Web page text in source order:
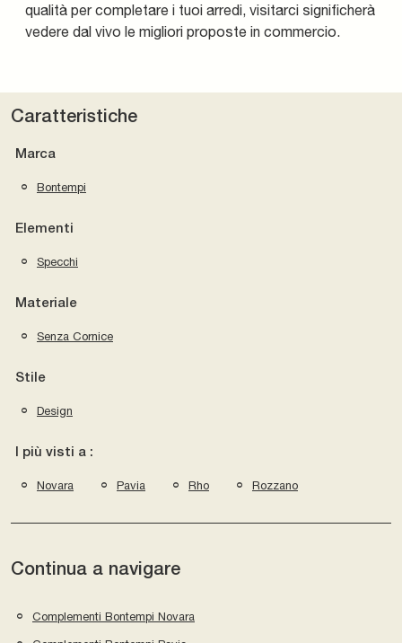
qualità per completare i tuoi arredi, visitarci significherà
vedere dal vivo le migliori proposte in commercio.
Caratteristiche
Marca
Bontempi
Elementi
Specchi
Materiale
Senza Cornice
Stile
Design
I più visti a :
Novara Pavia Rho Rozzano
Continua a navigare
Complementi Bontempi Novara